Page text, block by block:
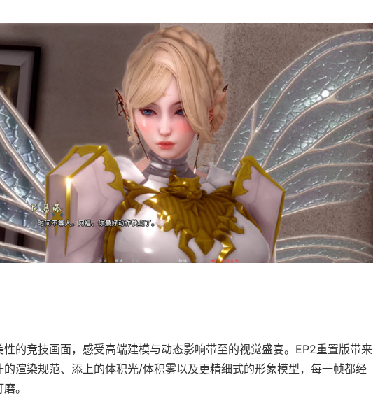
性的竞技画面，感受高端建模与动态影响带至的视觉盛宴。EP2重置版带来
的渲染规范、添上的体积光/体积雾以及更精细式的形象模型，每一帧都经
。